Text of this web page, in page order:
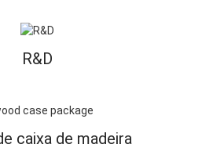
R&D
caixa de madeira